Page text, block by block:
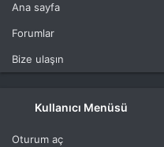
Ana sayfa
Forumlar
Bize ulaşın
Kullanıcı Menüsü
Oturum aç